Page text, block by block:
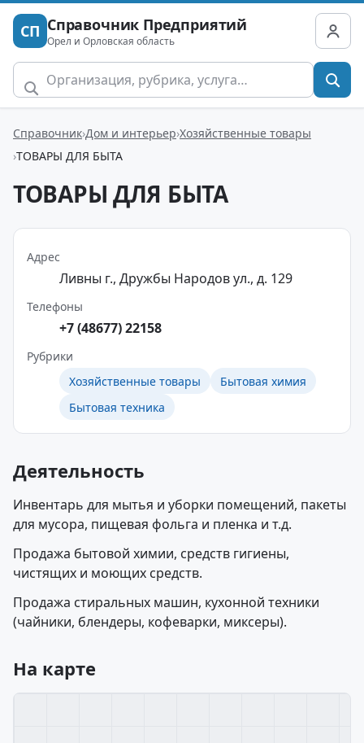
СП Справочник Предприятий
Орел и Орловская область
Справочник Дом и интерьер Хозяйственные товары
ТОВАРЫ ДЛЯ БЫТА
ТОВАРЫ ДЛЯ БЫТА
Адрес
Ливны г., Дружбы Народов ул., д. 129
Телефоны
+7 (48677) 22158
Рубрики
Хозяйственные товары
Бытовая химия
Бытовая техника
Деятельность
Инвентарь для мытья и уборки помещений, пакеты
для мусора, пищевая фольга и пленка и т.д.
Продажа бытовой химии, средств гигиены,
чистящих и моющих средств.
Продажа стиральных машин, кухонной техники
(чайники, блендеры, кофеварки, миксеры).
На карте